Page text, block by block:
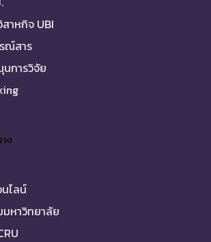
าหกิจ UBI
ณ์สาร
การวิจัย
ง
ไลน์
มหาวิทยาลัย